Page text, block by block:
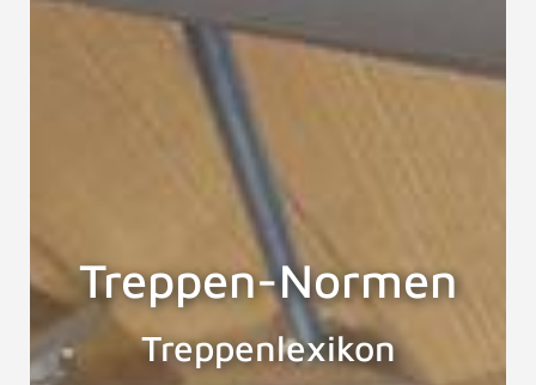
Treppen-Normen
Treppenlexikon